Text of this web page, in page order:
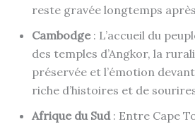
reste gravée longtemps
Cambodge: L’accueil du
des temples d’Angkor, la
préservée et l’émotion
riche d’histoires et de
Afrique du Sud: Entre Cape